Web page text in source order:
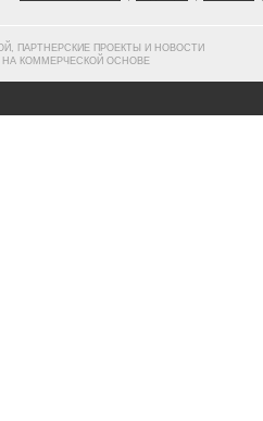
ПАРТНЕРСКИЕ ПРОЕКТЫ И НОВОСТИ
НА КОММЕРЧЕСКОЙ ОСНОВЕ